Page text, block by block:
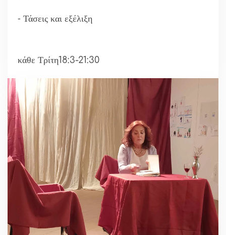
⁃ Τάσεις και εξέλιξη
κάθε Τρίτη18:3-21:30